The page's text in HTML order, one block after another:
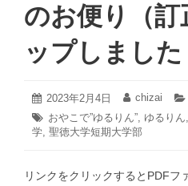
のお便り（訂
ップしました
投
稿
日:
2023年2月4日
2023
年
2
月
投
稿
者:
chizai
タ
グ:
おやこで”ゆるりん”, ゆるりん,
学, 聖徳大学短期大学部
リンクをクリックするとPDFフ